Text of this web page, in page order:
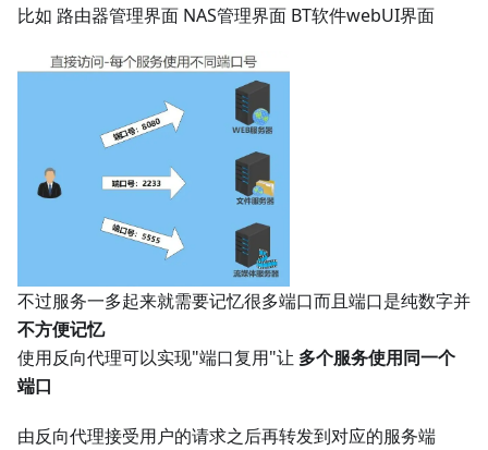
比如 路由器管理界面 NAS管理界面 BT软件webUI界面
不过服务一多起来就需要记忆很多端口而且端口是纯数字并
不方便记忆
使用反向代理可以实现"端口复用"让 多个服务使用同一个
端口
由反向代理接受用户的请求之后再转发到对应的服务端